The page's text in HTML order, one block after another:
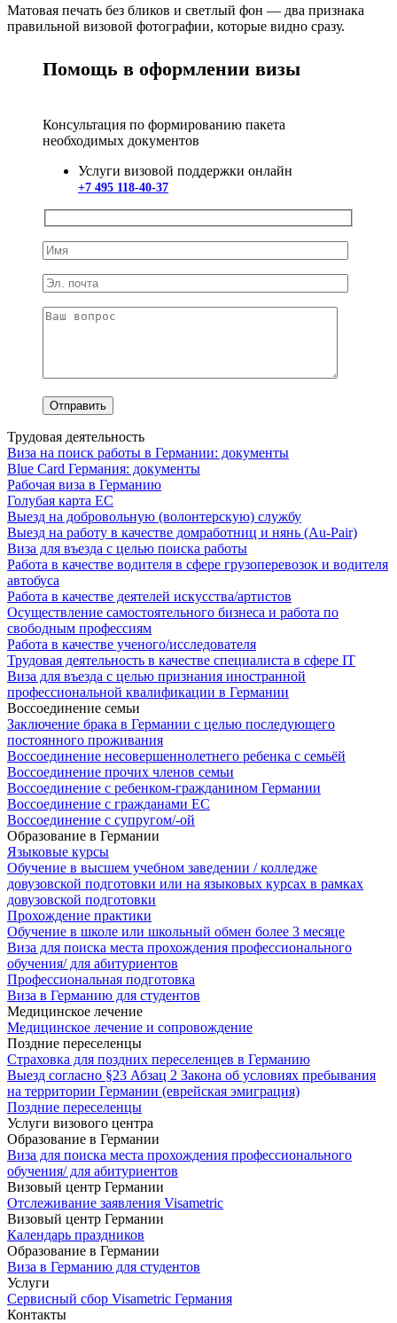
Матовая печать без бликов и светлый фон — два признака
правильной визовой фотографии, которые видно сразу.
Помощь в оформлении визы
Консультация по формированию пакета
необходимых документов
Услуги визовой поддержки онлайн
+7 495 118-40-37
Трудовая деятельность
Виза на поиск работы в Германии: документы
Blue Card Германия: документы
Рабочая виза в Германию
Голубая карта ЕС
Выезд на добровольную (волонтерскую) службу
Выезд на работу в качестве домработниц и нянь (Au-Pair)
Виза для въезда с целью поиска работы
Работа в качестве водителя в сфере грузоперевозок и водителя
автобуса
Работа в качестве деятелей искусства/артистов
Осуществление самостоятельного бизнеса и работа по
свободным профессиям
Работа в качестве ученого/исследователя
Трудовая деятельность в качестве специалиста в сфере IT
Виза для въезда с целью признания иностранной
профессиональной квалификации в Германии
Воссоединение семьи
Заключение брака в Германии с целью последующего
постоянного проживания
Воссоединение несовершеннолетнего ребенка с семьёй
Воссоединение прочих членов семьи
Воссоединение с ребенком-гражданином Германии
Воссоединение с гражданами ЕС
Воссоединение с супругом/-ой
Образование в Германии
Языковые курсы
Обучение в высшем учебном заведении / колледже
довузовской подготовки или на языковых курсах в рамках
довузовской подготовки
Прохождение практики
Обучение в школе или школьный обмен более 3 месяце
Виза для поиска места прохождения профессионального
обучения/ для абитуриентов
Профессиональная подготовка
Виза в Германию для студентов
Медицинское лечение
Медицинское лечение и сопровождение
Поздние переселенцы
Страховка для поздних переселенцев в Германию
Выезд согласно §23 Абзац 2 Закона об условиях пребывания
на территории Германии (еврейская эмиграция)
Поздние переселенцы
Услуги визового центра
Образование в Германии
Виза для поиска места прохождения профессионального
обучения/ для абитуриентов
Визовый центр Германии
Отслеживание заявления Visametric
Визовый центр Германии
Календарь праздников
Образование в Германии
Виза в Германию для студентов
Услуги
Сервисный сбор Visametric Германия
Контакты